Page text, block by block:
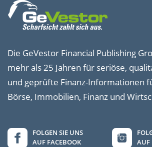
Die GeVestor Financial Publishing
mehr als 25 Jahren für seriöse,
und geprüfte Finanz-Informationen
Börse, Immobilien, Finanz und
FOLGEN SIE UNS
AUF FACEBOOK
AUF